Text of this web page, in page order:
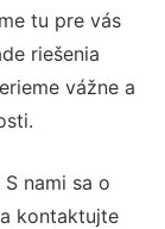
tu pre vás
riešenia
vážne a
S nami sa o
kontaktujte